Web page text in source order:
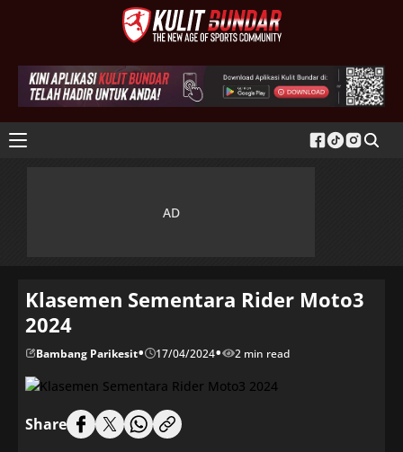
Klasemen Sementara Rider Moto3
2024
Bambang Parikesit• 17/04/2024• 2 min read
Share